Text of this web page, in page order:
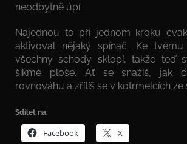
neodbytně úpí.
Najednou to při jednom kroku
aktivoval nějaký spínač. Ke
všechny schody sklopí, takže teď
šikmé ploše. Ať se snažíš, jak
rovnováhu a zřítíš se v kotrmelcích ze
Sdílet na:
Facebook X